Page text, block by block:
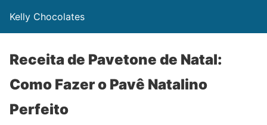
Kelly Chocolates
Receita de Pavetone de Natal:
Como Fazer o Pavê Natalino
Perfeito